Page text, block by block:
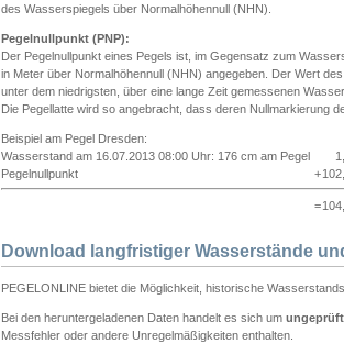
des Wasserspiegels über Normalhöhennull (NHN).
Pegelnullpunkt (PNP):
Der Pegelnullpunkt eines Pegels ist, im Gegensatz zum
in Meter über Normalhöhennull (NHN) angegeben. Der Wert
unter dem niedrigsten, über eine lange Zeit gemessenen
Die Pegellatte wird so angebracht, dass deren Nullmarkierung
Beispiel am Pegel Dresden:
Wasserstand am 16.07.2013 08:00 Uhr: 176 cm am Pegel
Pegelnullpunkt
+
=
Download langfristiger Wasserstände
PEGELONLINE bietet die Möglichkeit, historische
Bei den heruntergeladenen Daten handelt es sich um
Messfehler oder andere Unregelmäßigkeiten enthalten.